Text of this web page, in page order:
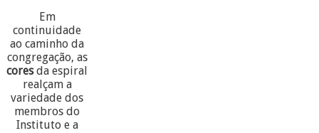
Em
continuidade
ao caminho da
congregação, as
coresda espiral
realçam a
variedade dos
membros do
Instituto e a